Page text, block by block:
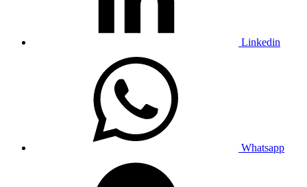
Linkedin
Whatsapp